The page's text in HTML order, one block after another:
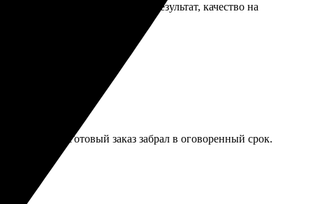
удобно. Получила отличный результат, качество на
и удобным. Готовый заказ забрал в оговоренный срок.